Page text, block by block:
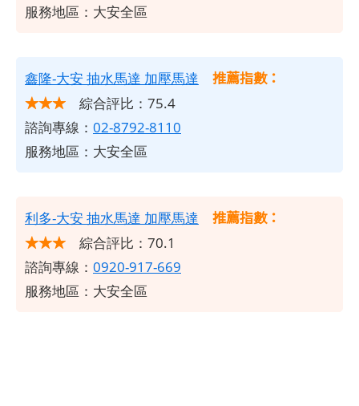
服務地區：大安全區
鑫隆-大安 抽水馬達 加壓馬達
推薦指數：
★★★ 綜合評比：75.4
諮詢專線： 02-8792-8110
服務地區：大安全區
利多-大安 抽水馬達 加壓馬達
推薦指數：
★★★ 綜合評比：70.1
諮詢專線： 0920-917-669
服務地區：大安全區